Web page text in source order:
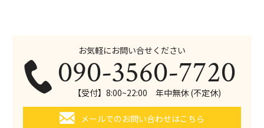
お気軽にお問い合せください
090-3560-7720
【受付】8:00~22:00 年中無休 (不定休)
メールでのお問い合わせはこちら